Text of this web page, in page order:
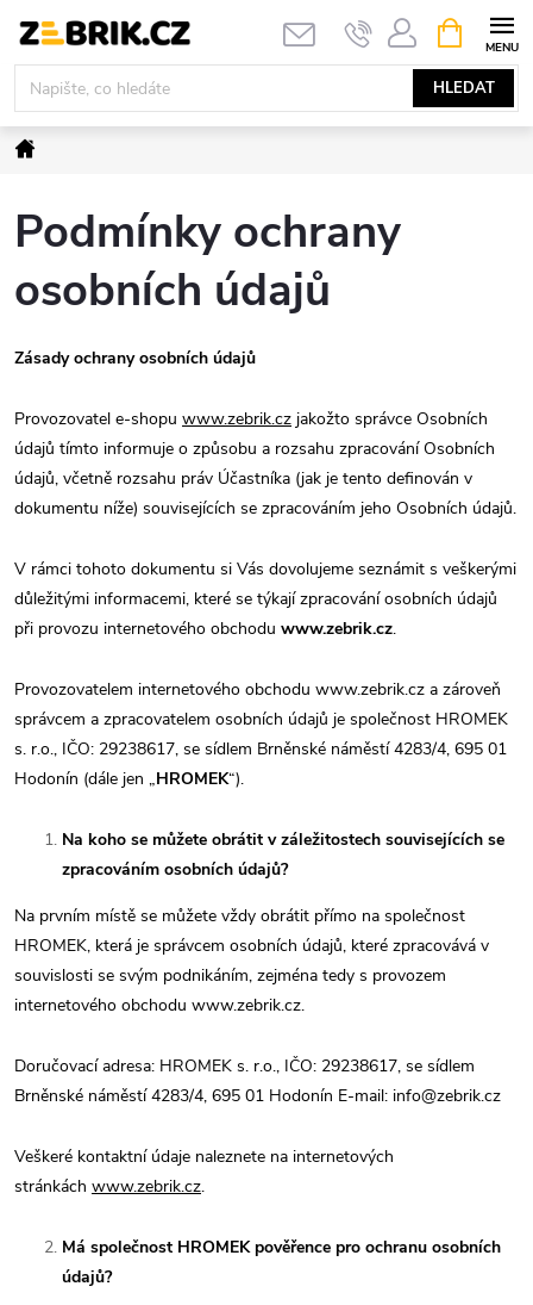
obsah
HLEDAT
NÁKUPNÍ
KOŠÍK
Domů
Podmínky ochrany
osobních údajů
Zásady ochrany osobních údajů
Provozovatel e-shopu www.zebrik.cz jakožto správce Osobních
údajů tímto informuje o způsobu a rozsahu zpracování Osobních
údajů, včetně rozsahu práv Účastníka (jak je tento definován v
dokumentu níže) souvisejících se zpracováním jeho Osobních údajů.
V rámci tohoto dokumentu si Vás dovolujeme seznámit s veškerými
důležitými informacemi, které se týkají zpracování osobních údajů
při provozu internetového obchodu www.zebrik.cz.
Provozovatelem internetového obchodu www.zebrik.cz a zároveň
správcem a zpracovatelem osobních údajů je společnost HROMEK
s. r.o., IČO: 29238617, se sídlem Brněnské náměstí 4283/4, 695 01
Hodonín (dále jen „HROMEK“).
Na koho se můžete obrátit v záležitostech souvisejících se
zpracováním osobních údajů?
Na prvním místě se můžete vždy obrátit přímo na společnost
HROMEK, která je správcem osobních údajů, které zpracovává v
souvislosti se svým podnikáním, zejména tedy s provozem
internetového obchodu www.zebrik.cz.
Doručovací adresa: HROMEK s. r.o., IČO: 29238617, se sídlem
Brněnské náměstí 4283/4, 695 01 Hodonín E-mail: info@zebrik.cz
Veškeré kontaktní údaje naleznete na internetových
stránkách www.zebrik.cz.
Má společnost HROMEK pověřence pro ochranu osobních
údajů?